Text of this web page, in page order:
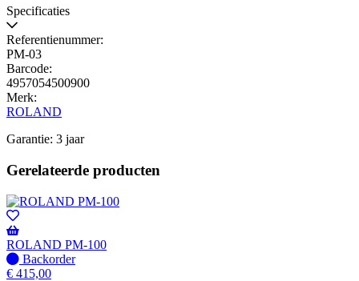
Specificaties
Referentienummer:
PM-03
Barcode:
4957054500900
Merk:
ROLAND
Garantie: 3 jaar
Gerelateerde producten
ROLAND PM-100
Niet
op
Backorder
€ 415,00